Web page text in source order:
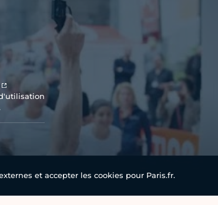
et accepter les cookies pour Paris.fr.